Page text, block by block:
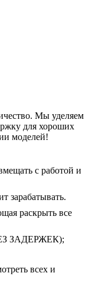
Мы уделяем
для хороших
моделей!
с работой и
зарабатывать.
раскрыть все
ЗАДЕРЖЕК);
всех и